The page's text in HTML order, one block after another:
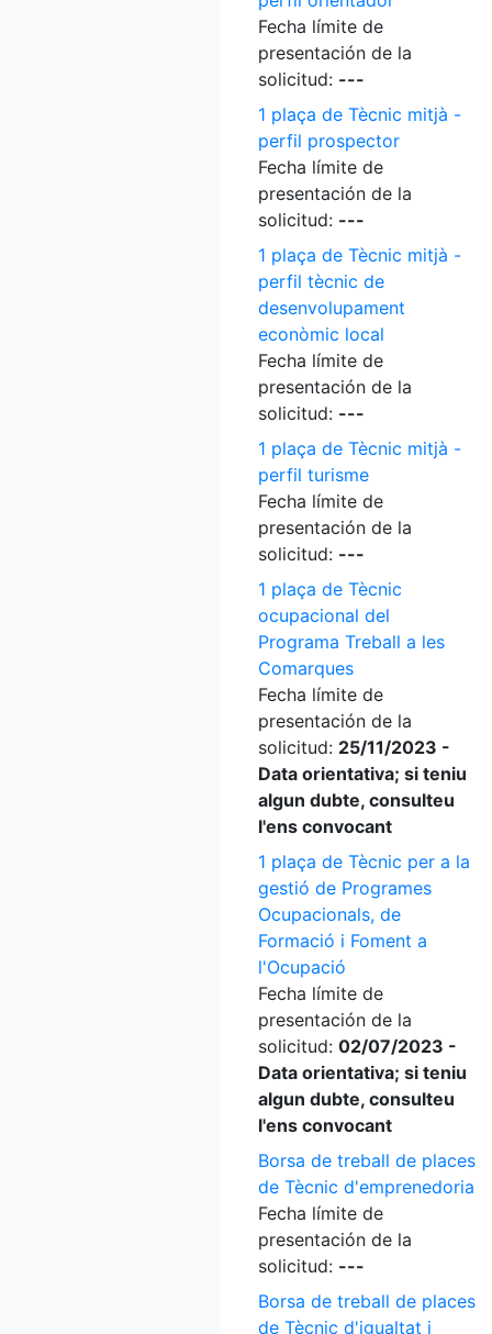
Fecha límite de
presentación de la
solicitud: ---
1 plaça de Tècnic mitjà -
perfil prospector
Fecha límite de
presentación de la
solicitud: ---
1 plaça de Tècnic mitjà -
perfil tècnic de
desenvolupament
econòmic local
Fecha límite de
presentación de la
solicitud: ---
1 plaça de Tècnic mitjà -
perfil turisme
Fecha límite de
presentación de la
solicitud: ---
1 plaça de Tècnic
ocupacional del
Programa Treball a les
Comarques
Fecha límite de
presentación de la
solicitud: 25/11/2023 -
Data orientativa; si teniu
algun dubte, consulteu
l'ens convocant
1 plaça de Tècnic per a la
gestió de Programes
Ocupacionals, de
Formació i Foment a
l'Ocupació
Fecha límite de
presentación de la
solicitud: 02/07/2023 -
Data orientativa; si teniu
algun dubte, consulteu
l'ens convocant
Borsa de treball de places
de Tècnic d'emprenedoria
Fecha límite de
presentación de la
solicitud: ---
Borsa de treball de places
de Tècnic d'igualtat i